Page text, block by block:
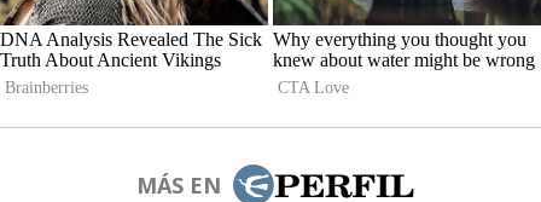
MÁS EN